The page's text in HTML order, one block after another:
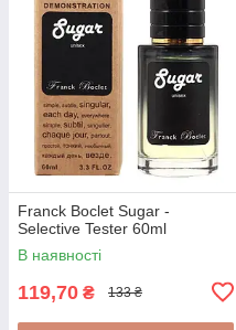
Franck Boclet Sugar -
Selective Tester 60ml
В наявності
119,70 ₴ 133 ₴